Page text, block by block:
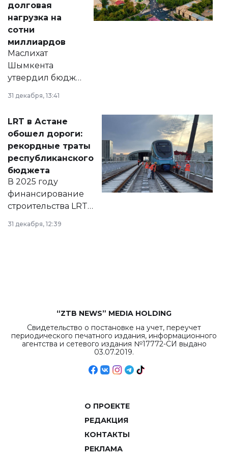
долговая
нагрузка на
сотни
миллиардов
Маслихат
Шымкента
утвердил бюджет
города на 2026–
2028 годы.
документ
появился в базе
нормативных
правовых актов и
на сайте маслихат
города.
31 декабря, 13:41
LRT в Астане
обошел дороги:
рекордные траты
республиканского
бюджета
В 2025 году
финансирование
строительства LRT
в Астане из
республиканского
31 декабря, 12:39
“ZTB NEWS” MEDIA HOLDING
Свидетельство о постановке на учет, переучет
периодического печатного издания, информационного
агентства и сетевого издания №17772-СИ выдано
03.07.2019.
О ПРОЕКТЕ
РЕДАКЦИЯ
КОНТАКТЫ
РЕКЛАМА